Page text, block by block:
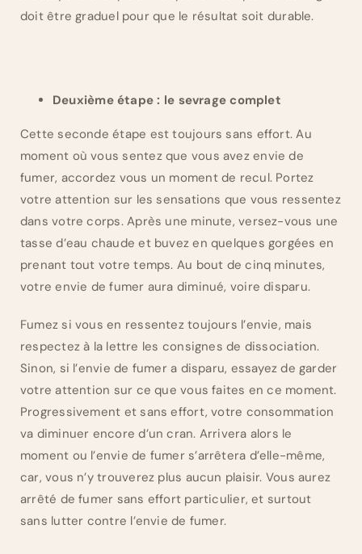
doit être graduel pour que le résultat soit durable.
Deuxième étape : le sevrage complet
Cette seconde étape est toujours sans effort. Au
moment où vous sentez que vous avez envie de
fumer, accordez vous un moment de recul. Portez
votre attention sur les sensations que vous ressentez
dans votre corps. Après une minute, versez-vous une
tasse d’eau chaude et buvez en quelques gorgées en
prenant tout votre temps. Au bout de cinq minutes,
votre envie de fumer aura diminué, voire disparu.
Fumez si vous en ressentez toujours l’envie, mais
respectez à la lettre les consignes de dissociation.
Sinon, si l’envie de fumer a disparu, essayez de garder
votre attention sur ce que vous faites en ce moment.
Progressivement et sans effort, votre consommation
va diminuer encore d’un cran. Arrivera alors le
moment ou l’envie de fumer s’arrêtera d’elle-même,
car, vous n’y trouverez plus aucun plaisir. Vous aurez
arrêté de fumer sans effort particulier, et surtout
sans lutter contre l’envie de fumer.